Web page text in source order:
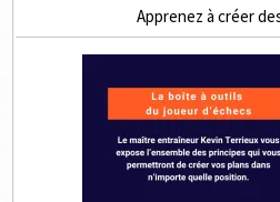
Apprenez à créer